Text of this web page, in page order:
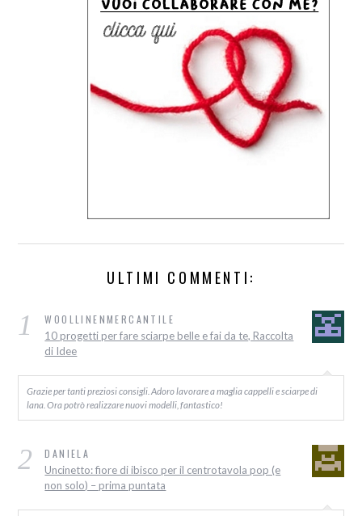
ULTIMI COMMENTI:
1 WOOLLINENMERCANTILE
10 progetti per fare sciarpe belle e fai da te, Raccolta
di Idee
Grazie per tanti preziosi consigli. Adoro lavorare a maglia cappelli e sciarpe di
lana. Ora potrò realizzare nuovi modelli, fantastico!
2 DANIELA
Uncinetto: fiore di ibisco per il centrotavola pop (e
non solo) – prima puntata